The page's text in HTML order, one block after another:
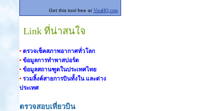
Get this tool free at VisaHQ.com
Link ที่น่าสนใจ
• ตรวจเช็คสภาพอากาศทั่วโลก
• ข้อมูลการทำพาสปอร์ต
• ข้อมูลสถานฑูตในประเทศไทย
• รวมลิ้งค์สายการบินทั้งใน และต่าง
ประเทศ
ตรวจสอบเที่ยวบิน